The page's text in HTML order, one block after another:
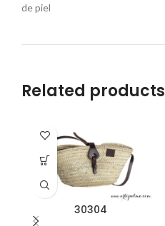
de piel
Related products
30304